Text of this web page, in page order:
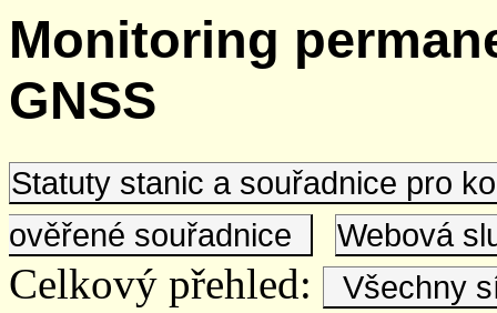
Monitoring
GNSS
Statuty stanic a souřadnice pro
ověřené souřadnice
Webová
Celkový přehled:
Všechny